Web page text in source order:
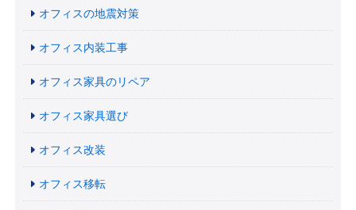
オフィスの地震対策
オフィス内装工事
オフィス家具のリペア
オフィス家具選び
オフィス改装
オフィス移転